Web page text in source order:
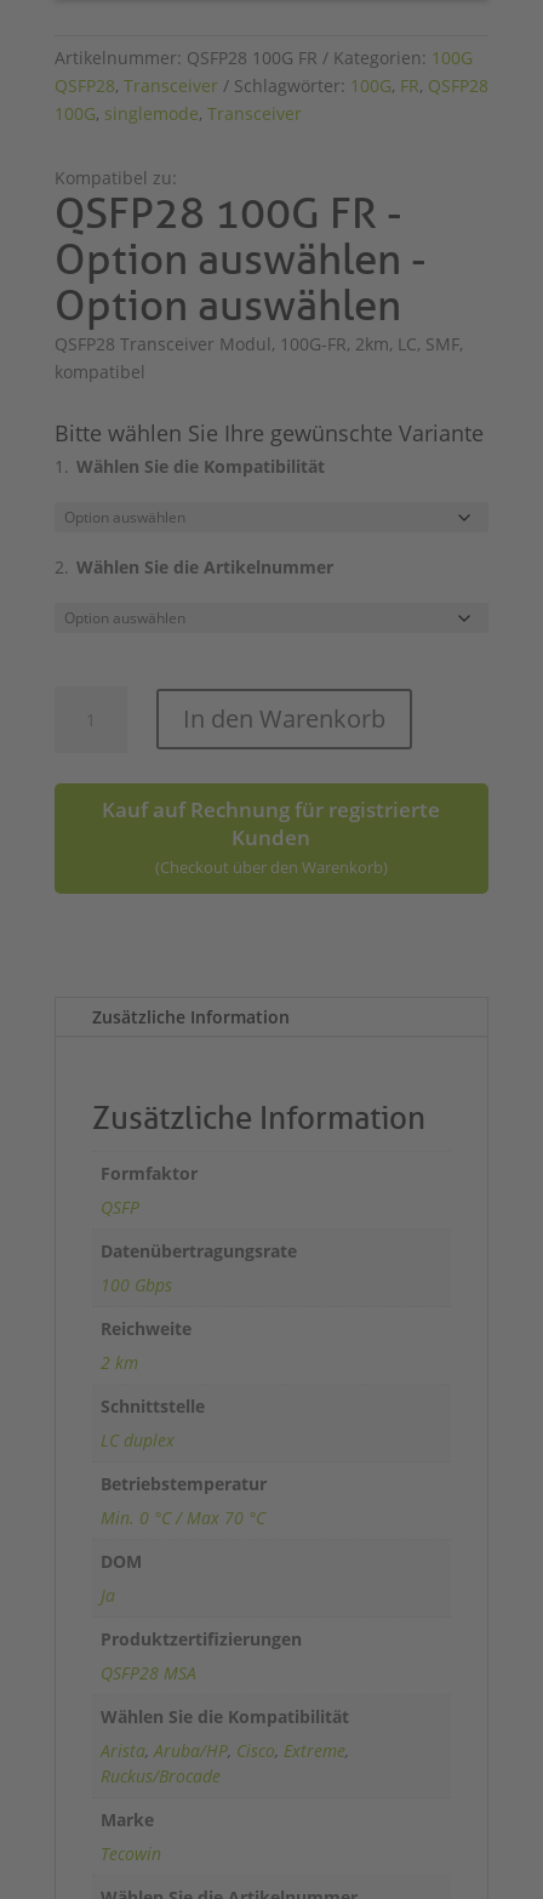
Artikelnummer: QSFP28 100G FR Kategorien: 100G
QSFP28, Transceiver Schlagwörter: 100G, FR, QSFP28
100G, singlemode, Transceiver
Kompatibel zu:
QSFP28 100G FR -
Option auswählen -
Option auswählen
QSFP28 Transceiver Modul, 100G-FR, 2km, LC, SMF,
kompatibel
Bitte wählen Sie Ihre gewünschte Variante
Wählen Sie die Kompatibilität
Wählen Sie die Artikelnummer
Menge
In den Warenkorb
Kauf auf Rechnung für registrierte
Kunden
(Checkout über den Warenkorb)
Zusätzliche Information
Zusätzliche Information
Formfaktor
QSFP
Datenübertragungsrate
100 Gbps
Reichweite
2 km
Schnittstelle
LC duplex
Betriebstemperatur
Min. 0 °C / Max 70 °C
DOM
Ja
Produktzertifizierungen
QSFP28 MSA
Wählen Sie die Kompatibilität
Arista, Aruba/HP, Cisco, Extreme,
Ruckus/Brocade
Marke
Tecowin